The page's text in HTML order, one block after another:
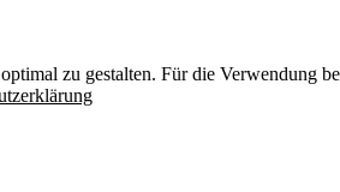
zu gestalten. Für die